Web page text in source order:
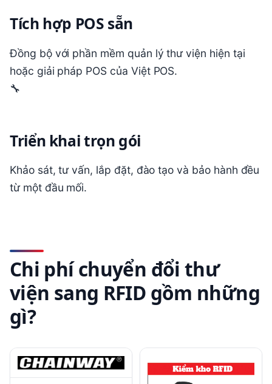
Tích hợp POS sẵn
Đồng bộ với phần mềm quản lý thư viện hiện tại
hoặc giải pháp POS của Việt POS.
🔧
Triển khai trọn gói
Khảo sát, tư vấn, lắp đặt, đào tạo và bảo hành đều
từ một đầu mối.
Chi phí chuyển đổi thư
viện sang RFID gồm những
gì?